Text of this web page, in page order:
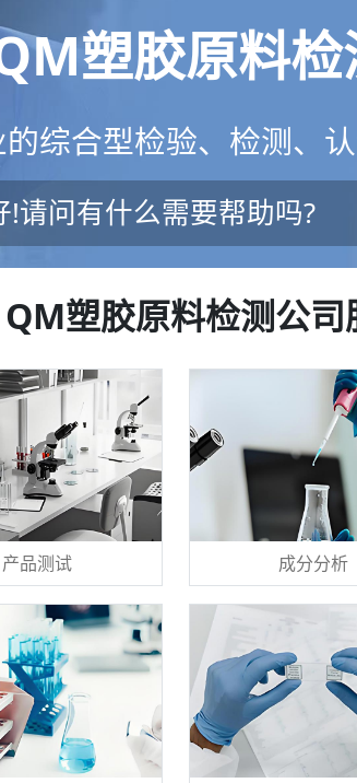
塑胶原料检
综合型检验、检测、
!请问有什么需要帮助吗?
QM塑胶原料检测公司
产品测试 成分分析